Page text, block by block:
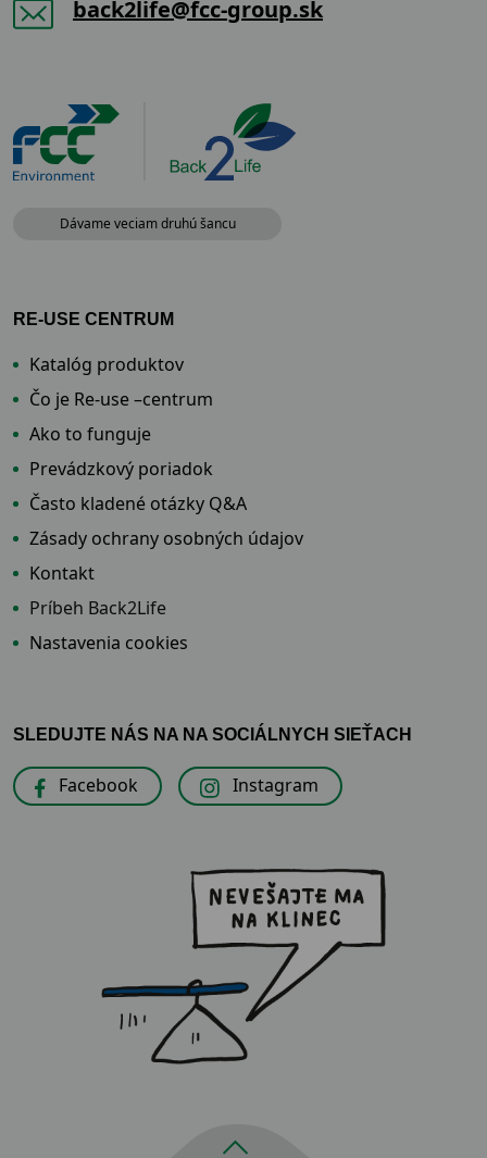
back2life@fcc-group.sk
Dávame veciam druhú šancu
RE-USE CENTRUM
Katalóg produktov
Čo je Re-use –centrum
Ako to funguje
Prevádzkový poriadok
Často kladené otázky Q&A
Zásady ochrany osobných údajov
Kontakt
Príbeh Back2Life
Nastavenia cookies
SLEDUJTE NÁS NA NA SOCIÁLNYCH SIEŤACH
Facebook Instagram